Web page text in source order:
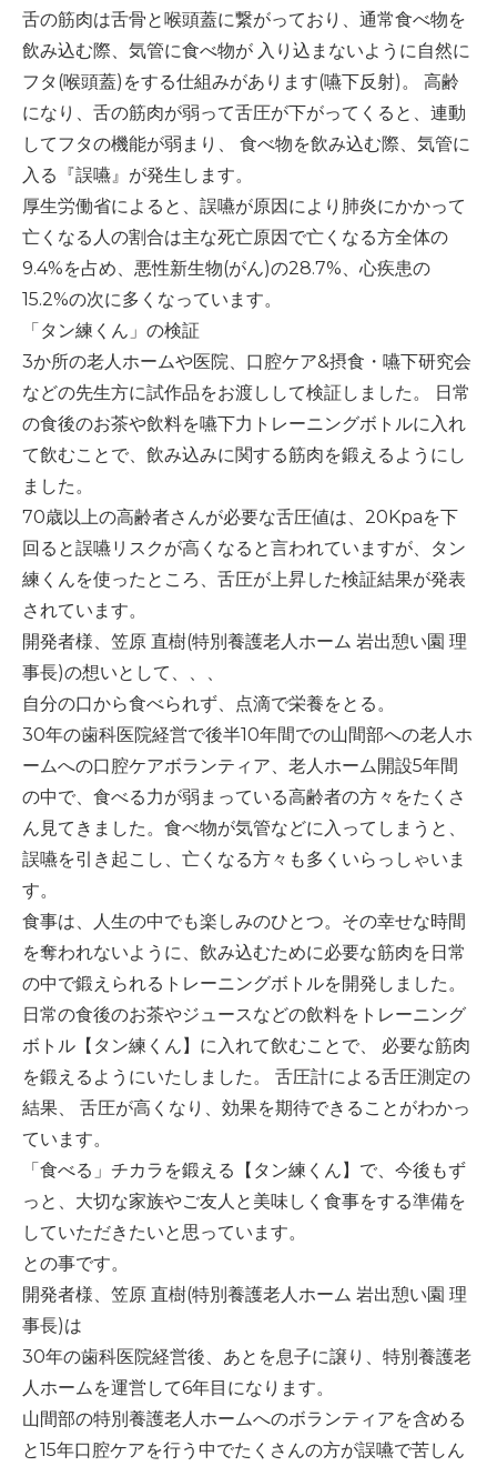
舌の筋肉は舌骨と喉頭蓋に繋がっており、通常食べ物を
飲み込む際、気管に食べ物が 入り込まないように自然に
フタ(喉頭蓋) をする仕組みがあります(嚥下反射)。
高齢
になり、舌の筋肉が弱って舌圧が下がってくると、連動
してフタの機能が弱まり、
食べ物を飲み込む際、気管に
入る『誤嚥』が発生します。
厚生労働省によると、誤嚥が原因により肺炎にかかって
亡くなる人の割合は主な死亡原因で亡くなる方全体の
9.4%を占め、悪性新生物(がん)の28.7%、心疾患の
15.2%の次に多くなっています。
「タン練くん」の検証
3か所の老人ホームや医院、口腔ケア&摂食・嚥下研究会
などの先生方に試作品をお渡しして検証しました。
日常
の食後のお茶や飲料を嚥下力トレーニングボトルに入れ
て飲むことで、飲み込みに関する筋肉を鍛えるようにし
ました。
70歳以上の高齢者さんが必要な舌圧値は、 20Kpaを下
回ると誤嚥リスクが高くなると言われていますが、タン
練くんを使ったところ、舌圧が上昇した検証結果が発表
されています。
開発者様、笠原 直樹(特別養護老人ホーム 岩出憩い園 理
事長)の想いとして、、、
自分の口から食べられず、点滴で栄養をとる。
30年の歯科医院経営で後半10年間での山間部への老人ホ
ームへの口腔ケアボランティア、老人ホーム開設5年間
の中で、食べる力が弱まっている高齢者の方々をたくさ
ん見てきました。食べ物が気管などに入ってしまうと、
誤嚥を引き起こし、亡くなる方々も多くいらっしゃいま
す。
食事は、人生の中でも楽しみのひとつ。その幸せな時間
を奪われないように、飲み込むために必要な筋肉を日常
の中で鍛えられるトレーニングボトルを開発しました。
日常の食後のお茶やジュースなどの飲料をトレーニング
ボトル【タン練くん】に入れて飲むことで、
必要な筋肉
を鍛えるようにいたしました。
舌圧計による舌圧測定の
結果、
舌圧が高くなり、効果を期待できることがわかっ
ています。
「食べる」チカラを鍛える【タン練くん】で、今後もず
っと、大切な家族やご友人と美味しく食事をする準備を
していただきたいと思っています。
との事です。
開発者様、笠原 直樹(特別養護老人ホーム 岩出憩い園 理
事長)は
30年の歯科医院経営後、あとを息子に譲り、特別養護老
人ホームを運営して6年目になります。
山間部の特別養護老人ホームへのボランティアを含める
と15年口腔ケアを行う中でたくさんの方が誤嚥で苦しん